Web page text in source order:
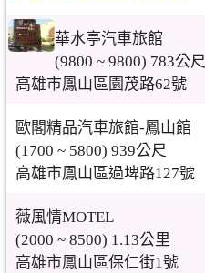
華水亭汽車旅館
(9800 ~ 9800) 783公尺
高雄市鳳山區園茂路62號
歐閣精品汽車旅館-鳳山館
(1700 ~ 5800) 939公尺
高雄市鳳山區過埤路127號
薇風情MOTEL
(2000 ~ 8500) 1.13公里
高雄市鳳山區保仁街1號